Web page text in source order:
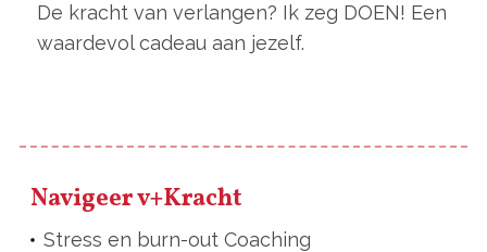
De kracht van verlangen? Ik zeg DOEN! Een
waardevol cadeau aan jezelf.
Navigeer v+Kracht
Stress en burn-out Coaching